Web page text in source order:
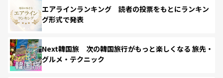
エアラインランキング 読者の投票をもとにランキン
グ形式で発表
Next韓国旅 次の韓国旅行がもっと楽しくなる 旅先・
グルメ・テクニック